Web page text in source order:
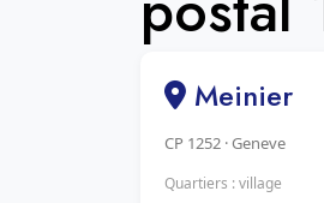
Meinier
CP 1252 · Geneve
Quartiers : village